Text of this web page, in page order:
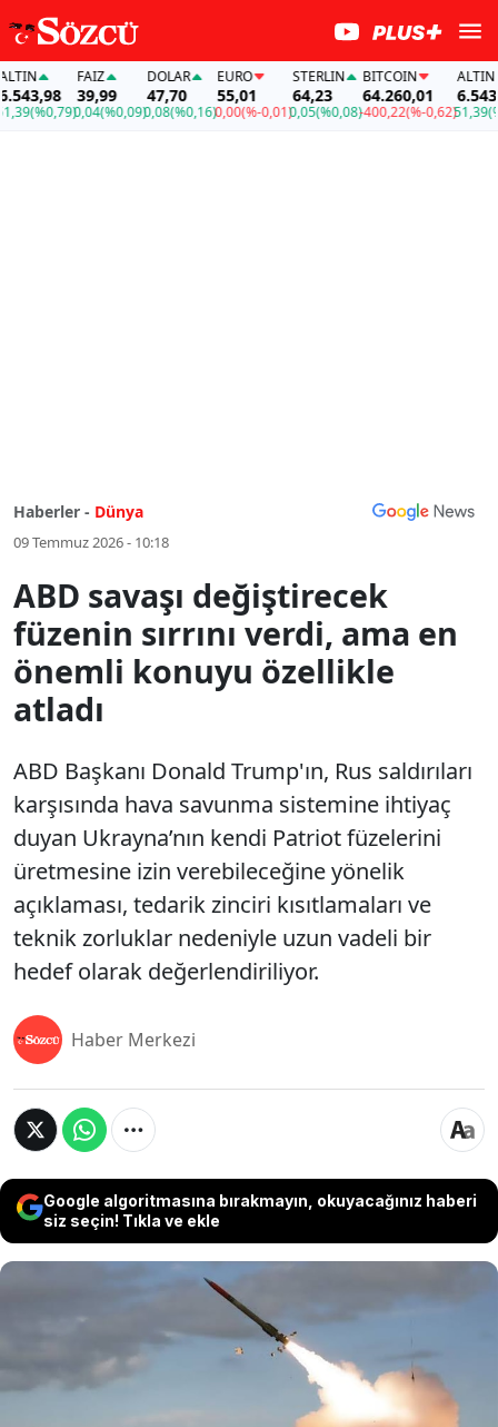
(%0,79)
FAİZ
39,99
0,04(%0,09)
DOLAR
47,70
0,08(%0,16)
EURO
55,01
0,00(%-0,01)
STERLIN
64,23
0,05(%0,08)
BITCOIN
64.260,01
-400,22(%-0,62)
ALTIN
6.543,98
51,39
Haberler - Dünya
09 Temmuz 2026 - 10:18
ABD savaşı değiştirecek
füzenin sırrını verdi, ama en
önemli konuyu özellikle
atladı
ABD Başkanı Donald Trump'ın, Rus saldırıları
karşısında hava savunma sistemine ihtiyaç
duyan Ukrayna’nın kendi Patriot füzelerini
üretmesine izin verebileceğine yönelik
açıklaması, tedarik zinciri kısıtlamaları ve
teknik zorluklar nedeniyle uzun vadeli bir
hedef olarak değerlendiriliyor.
Haber Merkezi
Google algoritmasına bırakmayın, okuyacağınız haberi
siz seçin! Tıkla ve ekle
ABD Başkanı Donald Trump'ın, Rus saldırıları
karşısında hava savunma sistemine ihtiyaç
duyan Ukrayna’nın kendi Patriot füzelerini
üretmesine izin verebileceğine yönelik